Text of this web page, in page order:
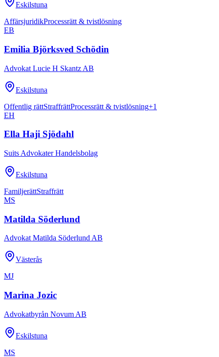
Eskilstuna
AffärsjuridikProcessrätt & tvistlösning
EB
Emilia Björksved Schödin
Advokat Lucie H Skantz AB
Eskilstuna
Offentlig rättStraffrättProcessrätt & tvistlösning+1
EH
Ella Haji Sjödahl
Suits Advokater Handelsbolag
Eskilstuna
FamiljerättStraffrätt
MS
Matilda Söderlund
Advokat Matilda Söderlund AB
Västerås
MJ
Marina Jozic
Advokatbyrån Novum AB
Eskilstuna
MS